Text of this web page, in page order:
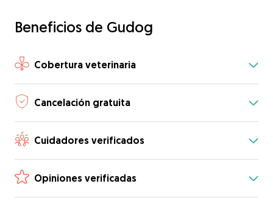
Beneficios de Gudog
Cobertura veterinaria
Cancelación gratuita
Cuidadores verificados
Opiniones verificadas